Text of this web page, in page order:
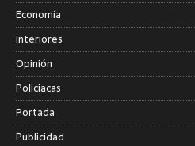
Economía
Interiores
Opinión
Policiacas
Portada
Publicidad